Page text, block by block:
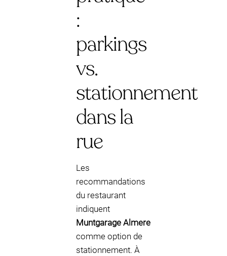
:
parkings
vs.
stationnement
dans la
rue
Les
recommandations
du restaurant
indiquent
Muntgarage Almere
comme option de
stationnement. À